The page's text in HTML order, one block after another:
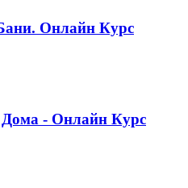
Онлайн Курс
Дома - Онлайн Курс